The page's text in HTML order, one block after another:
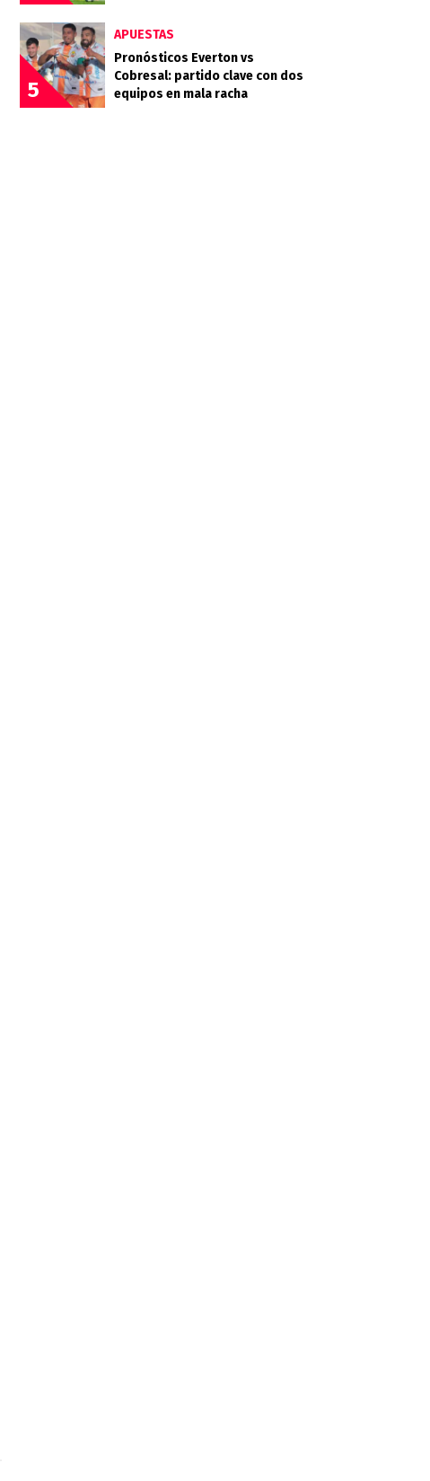
5
APUESTAS
Pronósticos Everton vs
Cobresal: partido clave con dos
equipos en mala racha